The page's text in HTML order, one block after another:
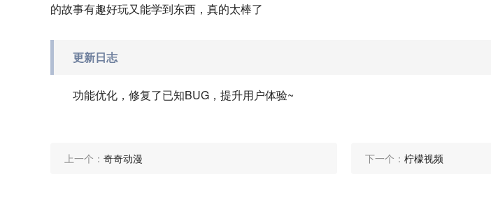
的故事有趣好玩又能学到东西，真的太棒了
更新日志
功能优化，修复了已知BUG，提升用户体验~
上一个： 奇奇动漫 下一个： 柠檬视频